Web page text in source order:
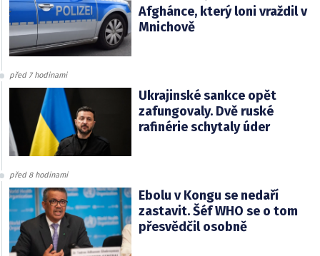
Afghánce, který loni vraždil v
Mnichově
před 7 hodinami
Ukrajinské sankce opět
zafungovaly. Dvě ruské
rafinérie schytaly úder
před 8 hodinami
Ebolu v Kongu se nedaří
zastavit. Šéf WHO se o tom
přesvědčil osobně